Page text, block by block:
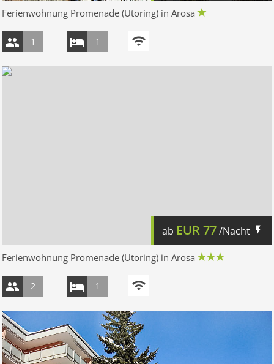
Ferienwohnung Promenade (Utoring) in Arosa
1 1
ab EUR77/Nacht
Ferienwohnung Promenade (Utoring) in Arosa
2 1